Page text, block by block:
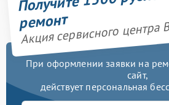
ремонт
Акция сервисного центра
При оформлении заявки на
сайт,
действует персональная